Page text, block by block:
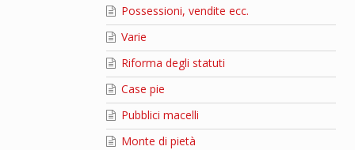
Possessioni, vendite ecc.
Varie
Riforma degli statuti
Case pie
Pubblici macelli
Monte di pietà